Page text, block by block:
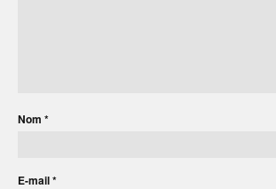
Nom *
E-mail*